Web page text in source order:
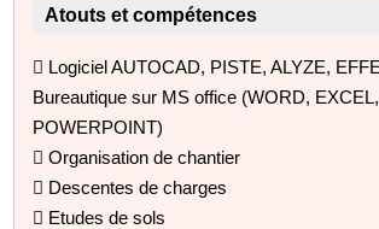
Atouts et compétences
 Logiciel AUTOCAD, PISTE, ALYZE,
Bureautique sur MS office (WORD, EXCEL,
POWERPOINT)
 Organisation de chantier
 Descentes de charges
 Etudes de sols